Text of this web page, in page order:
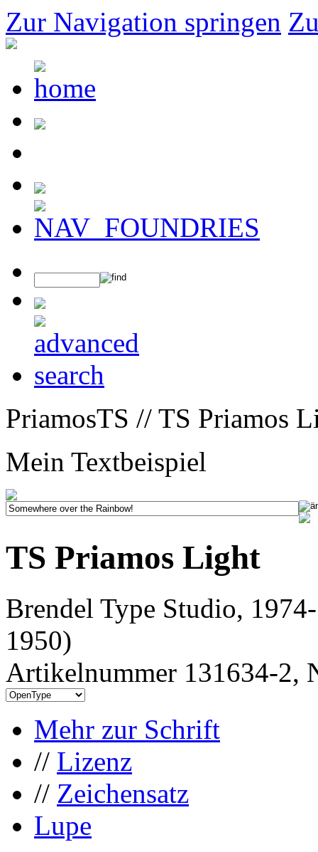
Zur Navigation springen
PriamosTS // TS Priamos
Mein Textbeispiel
TS Priamos Light
Brendel Type Studio,
1950)
Artikelnummer 131634-2,
Mehr zur Schrift
// Lizenz
// Zeichensatz
Lupe